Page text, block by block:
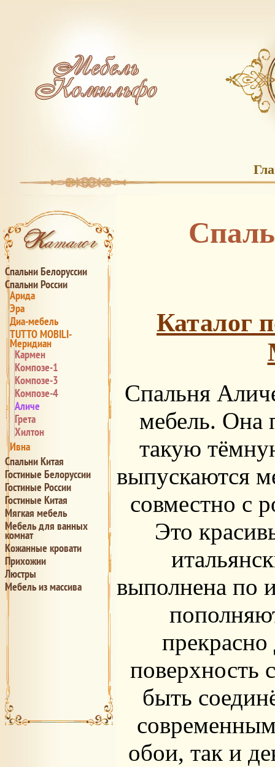
Спальни Белоруссии
Спальни России
Арида
Эра
Диа-мебель
TUTTO MOBILI-
Меридиан
Кармен
Композе-1
Композе-3
Композе-4
Аличе
Грета
Хилтон
Ивна
Спальни Китая
Гостиные Белоруссии
Гостиные России
Гостиные Китая
Мягкая мебель
Мебель для ванных
комнат
Кожанные кровати
Прихожии
Люстры
Мебель из массива
Каталог
Спальня
мебель. Она
такую
выпускаются
совместно с
Это
выполнена по
прекрасно
поверхность
быть
обои, так и